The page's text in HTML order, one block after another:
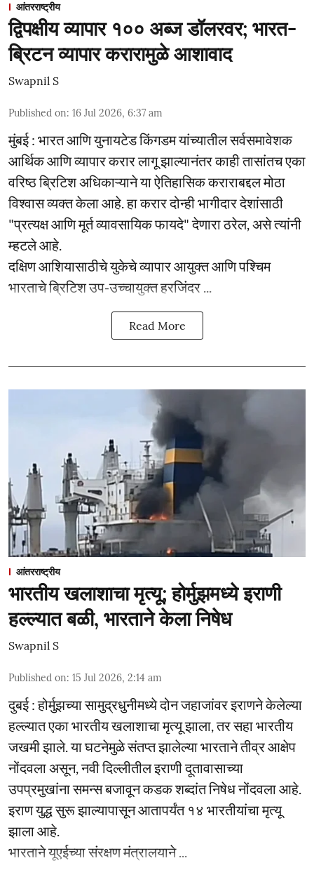
आंतरराष्ट्रीय
द्विपक्षीय व्यापार १०० अब्ज डॉलरवर; भारत-
ब्रिटन व्यापार करारामुळे आशावाद
Swapnil S
Published on: 16 Jul 2026, 6:37 am
मुंबई : भारत आणि युनायटेड किंगडम यांच्यातील सर्वसमावेशक
आर्थिक आणि व्यापार करार लागू झाल्यानंतर काही तासांतच एका
वरिष्ठ ब्रिटिश अधिकाऱ्याने या ऐतिहासिक कराराबद्दल मोठा
विश्वास व्यक्त केला आहे. हा करार दोन्ही भागीदार देशांसाठी
"प्रत्यक्ष आणि मूर्त व्यावसायिक फायदे" देणारा ठरेल, असे त्यांनी
म्हटले आहे.
दक्षिण आशियासाठीचे युकेचे व्यापार आयुक्त आणि पश्चिम
भारताचे ब्रिटिश उप-उच्चायुक्त हरजिंदर ...
Read More
आंतरराष्ट्रीय
भारतीय खलाशाचा मृत्यू; होर्मुझमध्ये इराणी
हल्ल्यात बळी, भारताने केला निषेध
Swapnil S
Published on: 15 Jul 2026, 2:14 am
दुबई : होर्मुझच्या सामुद्रधुनीमध्ये दोन जहाजांवर इराणने केलेल्या
हल्ल्यात एका भारतीय खलाशाचा मृत्यू झाला, तर सहा भारतीय
जखमी झाले. या घटनेमुळे संतप्त झालेल्या भारताने तीव्र आक्षेप
नोंदवला असून, नवी दिल्लीतील इराणी दूतावासाच्या
उपप्रमुखांना समन्स बजावून कडक शब्दांत निषेध नोंदवला आहे.
इराण युद्ध सुरू झाल्यापासून आतापर्यंत १४ भारतीयांचा मृत्यू
झाला आहे.
भारताने यूएईच्या संरक्षण मंत्रालयाने ...